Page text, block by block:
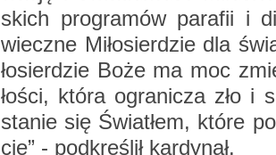
skich pro­gra­mów pa­ra­fii i
wiecz­ne Mi­ło­sier­dzie dla
ło­sier­dzie Boże ma moc
ło­ści, która ogra­ni­cza zło i
sta­nie się Świa­tłem, które
cie” - pod­kre­ślił kar­dy­nał.